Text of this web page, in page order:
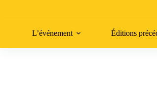
L’événement Éditions